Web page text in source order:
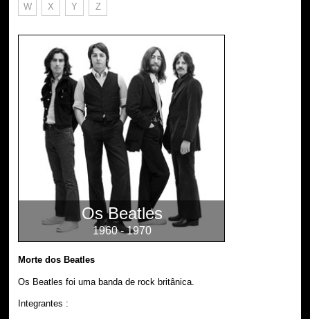
W X Y Z
Os Beatles
1960 - 1970
Morte dos Beatles
Os Beatles foi uma banda de rock britânica.
Integrantes :